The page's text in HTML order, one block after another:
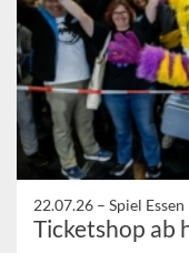
22.07.26 – Spiel Essen
Ticketshop ab